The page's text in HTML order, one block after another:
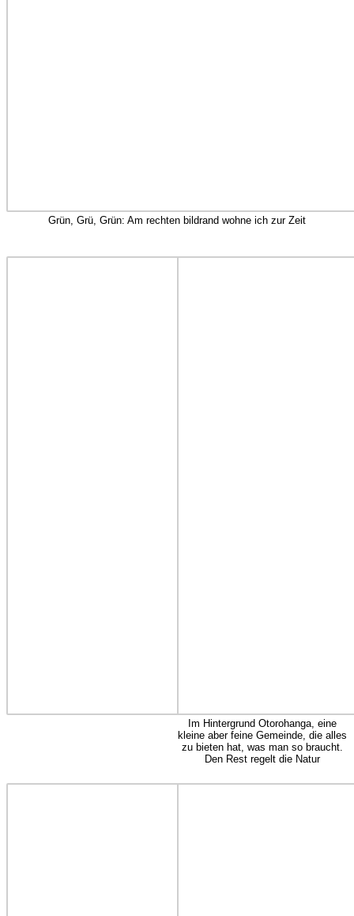
Grün, Grü, Grün: Am rechten bildrand wohne ich zur Zeit
Im Hintergrund Otorohanga, eine
kleine aber feine Gemeinde, die alles
zu bieten hat, was man so braucht.
Den Rest regelt die Natur